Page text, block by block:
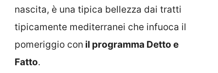
nascita, è una tipica bellezza dai tratti
tipicamente mediterranei che infuoca il
pomeriggio con il programma Detto e
Fatto.